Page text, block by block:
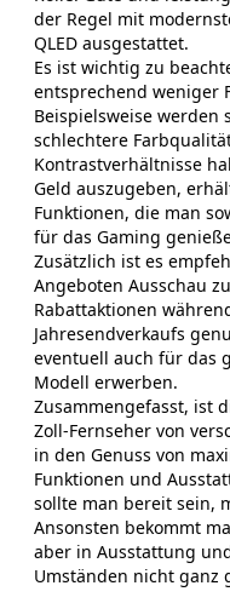
der Regel mit
QLED ausgestattet.
Es ist wichtig zu
entsprechend weniger
Beispielsweise werden
schlechtere
Kontrastverhältnisse
Geld auszugeben,
Funktionen, die man
für das Gaming
Zusätzlich ist es
Angeboten Ausschau
Rabattaktionen
Jahresendverkaufs
eventuell auch für das
Modell erwerben.
Zusammengefasst, ist
Zoll-Fernseher von
in den Genuss von
Funktionen und
sollte man bereit sein,
Ansonsten bekommt
aber in Ausstattung
Umständen nicht ganz